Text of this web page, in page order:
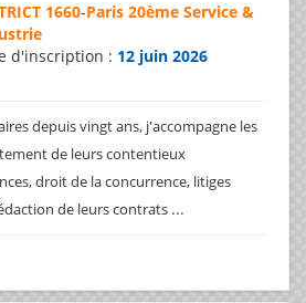
1660-Paris 20ème Service &
d'inscription : 12 juin 2026
depuis vingt ans, j'accompagne les
de leurs contentieux
droit de la concurrence, litiges
de leurs contrats ...